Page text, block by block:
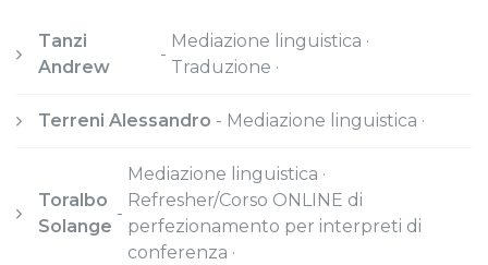
Tanzi
Andrew
-
Mediazione linguistica ·
Traduzione ·
Terreni Alessandro - Mediazione linguistica ·
Toralbo
Solange
-
Mediazione linguistica ·
Refresher/Corso ONLINE di
perfezionamento per interpreti di
conferenza ·